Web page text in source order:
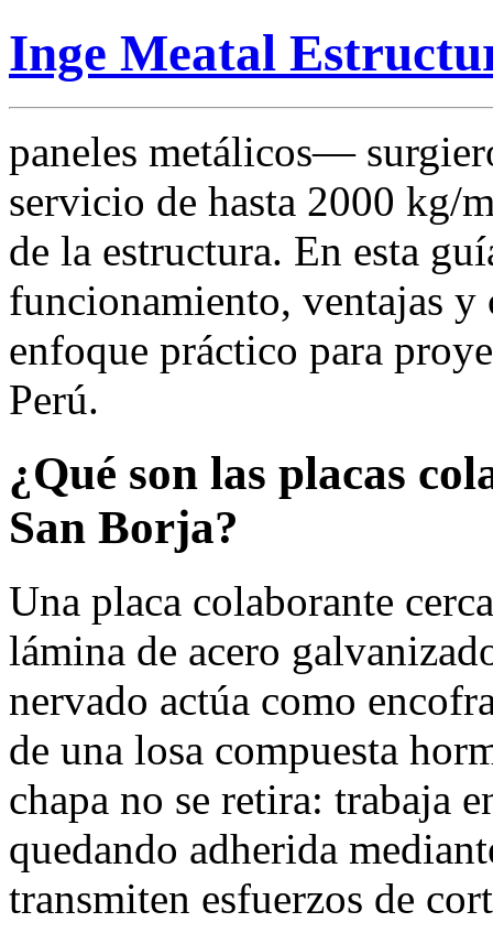
Inge Meatal
paneles metálicos—
servicio de hasta 2000 kg/
de la estructura. En esta
funcionamiento, ventajas
enfoque práctico para
Perú.
¿Qué son las placas
San Borja?
Una placa colaborante
lámina de acero
nervado actúa como
de una losa compuesta
chapa no se retira: trabaja
quedando adherida
transmiten esfuerzos de